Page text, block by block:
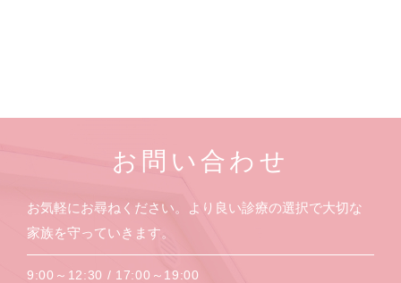
お問い合わせ
お気軽にお尋ねください。より良い診療の選択で大切な
家族を守っていきます。
9:00～12:30 / 17:00～19:00